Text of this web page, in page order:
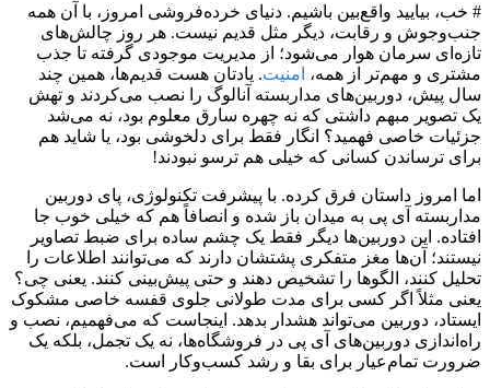
# خب، بیایید واقع‌بین باشیم. دنیای خرده‌فروشی امروز، با آن همه
جنب‌وجوش و رقابت، دیگر مثل قدیم نیست. هر روز چالش‌های
تازه‌ای سرمان هوار می‌شود؛ از مدیریت موجودی گرفته تا جذب
مشتری و مهم‌تر از همه، امنیت. یادتان هست قدیم‌ها، همین چند
سال پیش، دوربین‌های مداربسته آنالوگ را نصب می‌کردند و تهش
یک تصویر مبهم داشتی که نه چهره سارق معلوم بود، نه می‌شد
جزئیات خاصی فهمید؟ انگار فقط برای دلخوشی بود، یا شاید هم
برای ترساندن کسانی که خیلی هم ترسو نبودند!
اما امروز داستان فرق کرده. با پیشرفت تکنولوژی، پای دوربین
مداربسته آی پی به میدان باز شده و انصافاً هم که خیلی خوب جا
افتاده. این دوربین‌ها دیگر فقط یک چشم ساده برای ضبط تصاویر
نیستند؛ آن‌ها مغز متفکری پشتشان دارند که می‌توانند اطلاعات را
تحلیل کنند، الگوها را تشخیص دهند و حتی پیش‌بینی کنند. یعنی چی؟
یعنی مثلاً اگر کسی برای مدت طولانی جلوی قفسه خاصی مشکوک
ایستاد، دوربین می‌تواند هشدار بدهد. اینجاست که می‌فهمیم، نصب و
راه‌اندازی دوربین‌های آی پی در فروشگاه‌ها، نه یک تجمل، بلکه یک
ضرورت تمام‌عیار برای بقا و رشد کسب‌وکار است.